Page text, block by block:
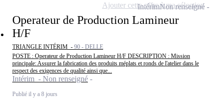
Operateur de Production Lamineur
H/F
TRIANGLE INTÉRIM - 90 - DELLE
POSTE : Operateur de Production Lamineur H/F DESCRIPTION : Mission
principale: Assurer la fabrication des produits méplats et ronds de l'atelier dans le
respect des exigences de qualité ainsi que...
Intérim - Non renseigné
Publié il y a 8 jours
IntérimNon renseigné
Ajouter cette offre à ma sélection